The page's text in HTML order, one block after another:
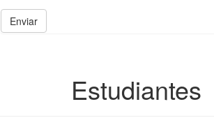
Enviar
Estudiantes